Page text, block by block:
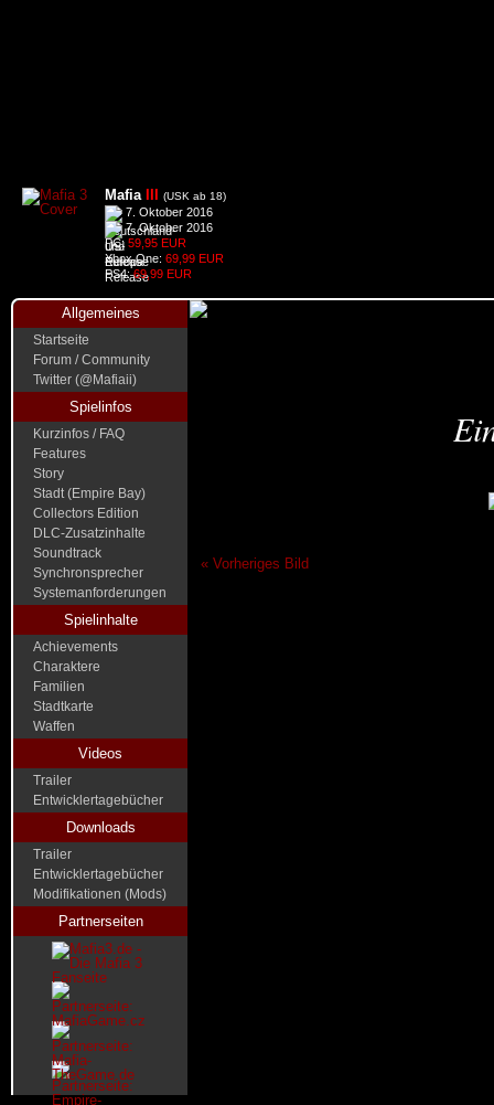
Mafia (USK ab 18)
7. Oktober 2016
7. Oktober 2016
PC: 59,95 EUR
Xbox One: 69,99 EUR
PS4:69,99 EUR
Allgemeines
Startseite
Forum / Community
Twitter (@Mafiaii)
Spielinfos
Kurzinfos / FAQ
Features
Story
Stadt (Empire Bay)
Collectors Edition
DLC-Zusatzinhalte
Soundtrack
Synchronsprecher
Systemanforderungen
Spielinhalte
Achievements
Charaktere
Familien
Stadtkarte
Waffen
Videos
Trailer
Entwicklertagebücher
Downloads
Trailer
Entwicklertagebücher
Modifikationen (Mods)
Partnerseiten
« Vorheriges Bild